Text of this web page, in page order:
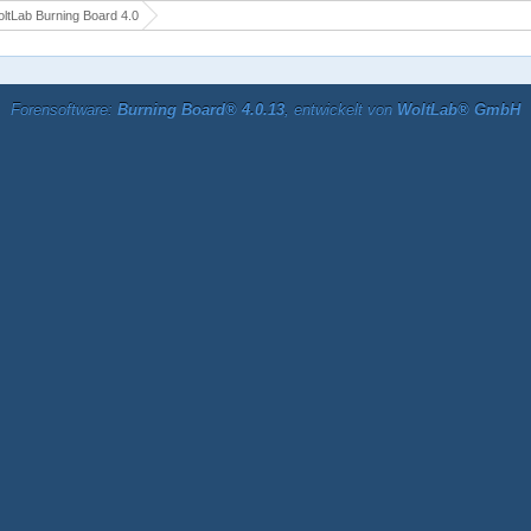
Burning Board 4.0
Forensoftware: Burning Board® 4.0.13, entwickelt von WoltLab® GmbH